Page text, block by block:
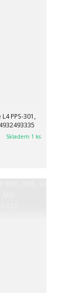
PPS-301,
Skladem 1 ks